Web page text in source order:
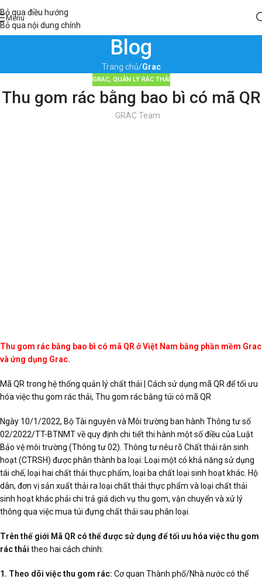
Bỏ qua điều hướng
Bỏ qua nội dung chính
Menu
Blog
Trang chủ/Grac
GRAC, QUẢN LÝ RÁC THẢI
Thu gom rác bằng bao bì có mã QR
GRAC Team
Thu gom rác bằng bao bì có mã QR ở Việt Nam bằng phần mềm Grac
và ứng dụng Grac.
Mã QR trong hệ thống quản lý chất thải | Cách sử dụng mã QR để tối ưu
hóa việc thu gom rác thải, Thu gom rác bằng túi có mã QR
Ngày 10/1/2022, Bộ Tài nguyên và Môi trường ban hành Thông tư số
02/2022/TT-BTNMT về quy định chi tiết thi hành một số điều của Luật
Bảo vệ môi trường (Thông tư 02). Thông tư nêu rõ Chất thải rắn sinh
hoạt (CTRSH) được phân thành ba loại: Loại một có khả năng sử dụng
tái chế, loại hai chất thải thực phẩm, loại ba chất loại sinh hoạt khác. Hộ
dân, đơn vị sản xuất thải ra loại chất thải thực phẩm và loại chất thải
sinh hoạt khác phải chi trả giá dịch vụ thu gom, vận chuyển và xử lý
thông qua việc mua túi đựng chất thải sau phân loại.
Trên thế giới Mã QR có thể được sử dụng để tối ưu hóa việc thu gom
rác thải theo hai cách chính:
1. Theo dõi việc thu gom rác: Cơ quan Thành phố/Nhà nước có thể